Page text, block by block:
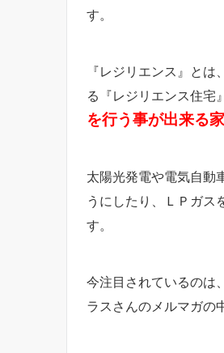
す。
『レジリエンス』と
る『レジリエンス住宅
を行う事が出来る家
太陽光発電や電気自動
うにしたり、ＬＰガス
す。
今注目されているのは
ラスさんのメルマガの